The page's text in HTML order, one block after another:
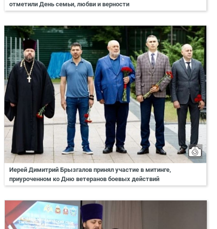
отметили День семьи, любви и верности
Иерей Димитрий Брызгалов принял участие в митинге,
приуроченном ко Дню ветеранов боевых действий